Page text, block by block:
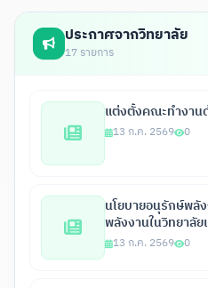
ประกาศจากวิทยาลัย
17 รายการ
แต่งตั้งคณะทำงาน
13 ก.ค. 2569 0
นโยบายอนุรักษ์พลั
พลังงานในวิทยาลัย
13 ก.ค. 2569 0